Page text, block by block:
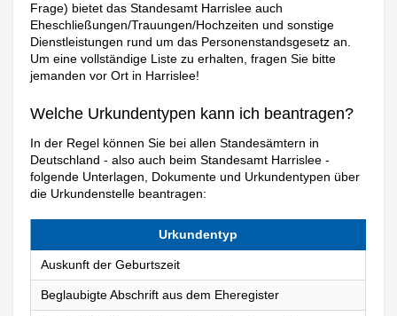
Frage) bietet das Standesamt Harrislee auch
Eheschließungen/Trauungen/Hochzeiten und sonstige
Dienstleistungen rund um das Personenstandsgesetz an.
Um eine vollständige Liste zu erhalten, fragen Sie bitte
jemanden vor Ort in Harrislee!
Welche Urkundentypen kann ich beantragen?
In der Regel können Sie bei allen Standesämtern in
Deutschland - also auch beim Standesamt Harrislee -
folgende Unterlagen, Dokumente und Urkundentypen über
die Urkundenstelle beantragen:
Urkundentyp
Auskunft der Geburtszeit
Beglaubigte Abschrift aus dem Eheregister